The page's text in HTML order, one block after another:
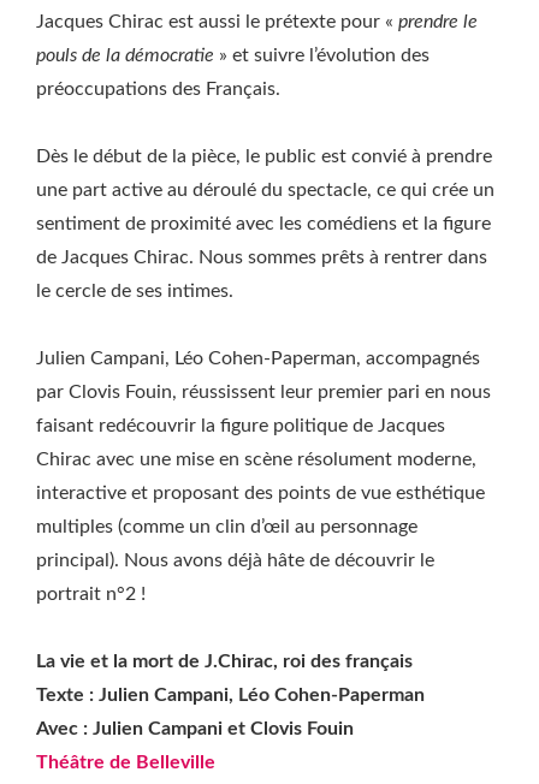
Jacques Chirac est aussi le prétexte pour « prendre le
pouls de la démocratie » et suivre l’évolution des
préoccupations des Français.
Dès le début de la pièce, le public est convié à prendre
une part active au déroulé du spectacle, ce qui crée un
sentiment de proximité avec les comédiens et la figure
de Jacques Chirac. Nous sommes prêts à rentrer dans
le cercle de ses intimes.
Julien Campani, Léo Cohen-Paperman, accompagnés
par Clovis Fouin, réussissent leur premier pari en nous
faisant redécouvrir la figure politique de Jacques
Chirac avec une mise en scène résolument moderne,
interactive et proposant des points de vue esthétique
multiples (comme un clin d’œil au personnage
principal). Nous avons déjà hâte de découvrir le
portrait n°2 !
La vie et la mort de J.Chirac, roi des français
Texte : Julien Campani, Léo Cohen-Paperman
Avec : Julien Campani et Clovis Fouin
Théâtre de Belleville